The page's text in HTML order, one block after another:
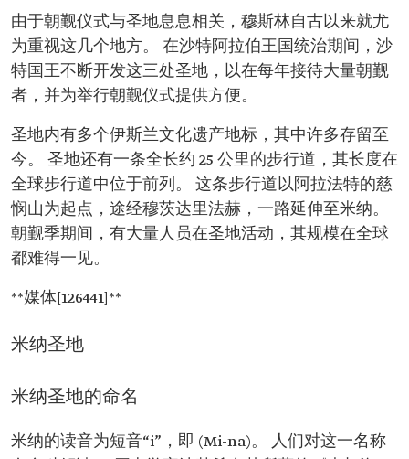
由于朝觐仪式与圣地息息相关，穆斯林自古以来就尤
为重视这几个地方。 在沙特阿拉伯王国统治期间，沙
特国王不断开发这三处圣地，以在每年接待大量朝觐
者，并为举行朝觐仪式提供方便。
圣地内有多个伊斯兰文化遗产地标，其中许多存留至
今。 圣地还有一条全长约 25 公里的步行道，其长度在
全球步行道中位于前列。 这条步行道以阿拉法特的慈
悯山为起点，途经穆茨达里法赫，一路延伸至米纳。
朝觐季期间，有大量人员在圣地活动，其规模在全球
都难得一见。
**媒体[126441]**
米纳圣地
米纳圣地的命名
米纳的读音为短音“i”，即 (Mi-na)。 人们对这一名称